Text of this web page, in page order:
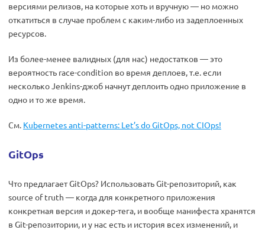
версиями релизов, на которые хоть и вручную — но можно
откатиться в случае проблем с каким-либо из задеплоенных
ресурсов.
Из более-менее валидных (для нас) недостатков — это
вероятность race-condition во время деплоев, т.е. если
несколько Jenkins-джоб начнут деплоить одно приложение в
одно и то же время.
См. Kubernetes anti-patterns: Let’s do GitOps, not CIOps!
GitOps
Что предлагает GitOps? Использовать Git-репозиторий, как
source of truth — когда для конкретного приложения
конкретная версия и докер-тега, и вообще манифеста хранятся
в Git-репозитории, и у нас есть и история всех изменений, и